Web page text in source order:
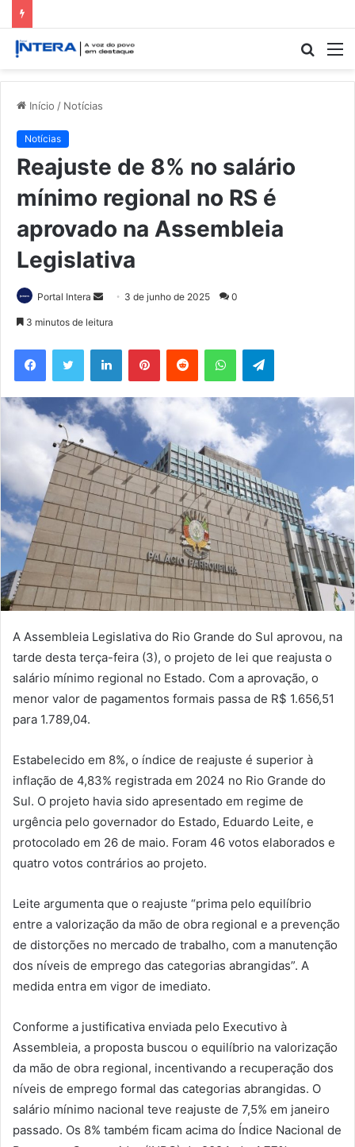
Início / Notícias
Notícias
Reajuste de 8% no salário
mínimo regional no RS é
aprovado na Assembleia
Legislativa
Portal Intera
Mande
mail
3 de junho de 2025 0
3 minutos de leitura
FacebookTwitter LinkedinPinterestReddit WhatsAppTelegram
A Assembleia Legislativa do Rio Grande do Sul aprovou, na
tarde desta terça-feira (3), o projeto de lei que reajusta o
salário mínimo regional no Estado. Com a aprovação, o
menor valor de pagamentos formais passa de R$ 1.656,51
para 1.789,04.
Estabelecido em 8%, o índice de reajuste é superior à
inflação de 4,83% registrada em 2024 no Rio Grande do
Sul. O projeto havia sido apresentado em regime de
urgência pelo governador do Estado, Eduardo Leite, e
protocolado em 26 de maio. Foram 46 votos elaborados e
quatro votos contrários ao projeto.
Leite argumenta que o reajuste “prima pelo equilíbrio
entre a valorização da mão de obra regional e a prevenção
de distorções no mercado de trabalho, com a manutenção
dos níveis de emprego das categorias abrangidas”. A
medida entra em vigor de imediato.
Conforme a justificativa enviada pelo Executivo à
Assembleia, a proposta buscou o equilíbrio na valorização
da mão de obra regional, incentivando a recuperação dos
níveis de emprego formal das categorias abrangidas. O
salário mínimo nacional teve reajuste de 7,5% em janeiro
passado. Os 8% também ficam acima do Índice Nacional de